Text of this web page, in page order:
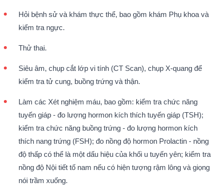
Hỏi bệnh sử và khám thực thể, bao gồm khám Phụ khoa và
kiểm tra ngực.
Thử thai.
Siêu âm, chụp cắt lớp vi tính (CT Scan), chụp X-quang để
kiểm tra tử cung, buồng trứng và thận.
Làm các Xét nghiệm máu, bao gồm: kiểm tra chức năng
tuyến giáp - đo lượng hormon kích thích tuyến giáp (TSH);
kiểm tra chức năng buồng trứng - đo lượng hormon kích
thích nang trứng (FSH); đo nồng độ hormon Prolactin - nồng
độ thấp có thể là một dấu hiệu của khối u tuyến yên; kiểm tra
nồng độ Nội tiết tố nam nếu có hiện tượng rậm lông và giọng
nói trầm xuống.